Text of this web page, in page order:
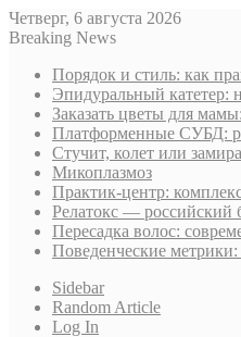
Четверг, 6 августа 2026
Breaking News
Порядок и стиль: как
Эпидуральный катетер:
Заказать цветы для
Платформенные СУБД:
Стучит, колет или
Микоплазмоз
Практик-центр:
Релатокс — российский
Пересадка волос:
Поведенческие
Sidebar
Random Article
Log In